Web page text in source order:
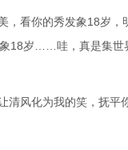
，看你的秀发象18岁，
18岁……哇，真是集世
清风化为我的笑，抚平